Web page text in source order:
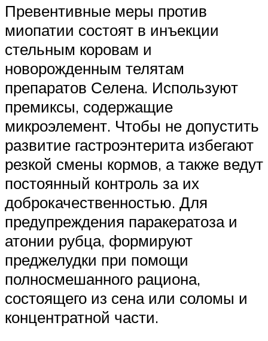
Превентивные меры против
миопатии состоят в инъекции
стельным коровам и
новорожденным телятам
препаратов Селена. Используют
премиксы, содержащие
микроэлемент. Чтобы не допустить
развитие гастроэнтерита избегают
резкой смены кормов, а также ведут
постоянный контроль за их
доброкачественностью. Для
предупреждения паракератоза и
атонии рубца, формируют
преджелудки при помощи
полносмешанного рациона,
состоящего из сена или соломы и
концентратной части.